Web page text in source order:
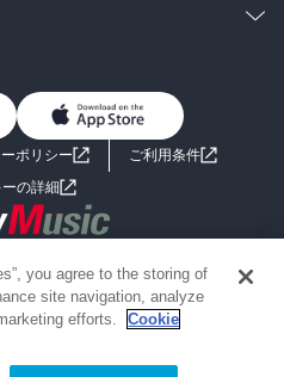
男子向けラノベ
小説
海外小説
SF
お問い合わせ
ポリシー
ご利用条件
の詳細
Entertainment(Japan) Inc.
Japan domestic market only
you agree to the storing of
site navigation, analyze
efforts.
Cookie